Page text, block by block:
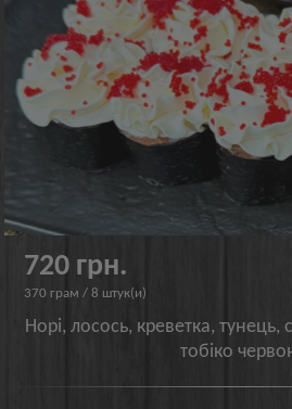
720 грн.
370 грам / 8 штук(и)
Норі, лосось, креветка, тунець,
тобіко